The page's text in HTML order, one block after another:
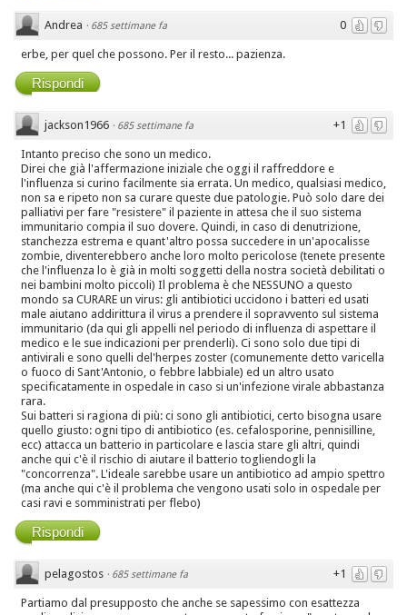
0
Andrea · 685 settimane fa
erbe, per quel che possono. Per il resto... pazienza.
Rispondi
+1
jackson1966 · 685 settimane fa
Intanto preciso che sono un medico.
Direi che già l'affermazione iniziale che oggi il raffreddore e
l'influenza si curino facilmente sia errata. Un medico, qualsiasi medico,
non sa e ripeto non sa curare queste due patologie. Può solo dare dei
palliativi per fare "resistere" il paziente in attesa che il suo sistema
immunitario compia il suo dovere. Quindi, in caso di denutrizione,
stanchezza estrema e quant'altro possa succedere in un'apocalisse
zombie, diventerebbero anche loro molto pericolose (tenete presente
che l'influenza lo è già in molti soggetti della nostra società debilitati o
nei bambini molto piccoli) Il problema è che NESSUNO a questo
mondo sa CURARE un virus: gli antibiotici uccidono i batteri ed usati
male aiutano addirittura il virus a prendere il sopravvento sul sistema
immunitario (da qui gli appelli nel periodo di influenza di aspettare il
medico e le sue indicazioni per prenderli). Ci sono solo due tipi di
antivirali e sono quelli del'herpes zoster (comunemente detto varicella
o fuoco di Sant'Antonio, o febbre labbiale) ed un altro usato
specificatamente in ospedale in caso si un'infezione virale abbastanza
rara.
Sui batteri si ragiona di più: ci sono gli antibiotici, certo bisogna usare
quello giusto: ogni tipo di antibiotico (es. cefalosporine, pennisilline,
ecc) attacca un batterio in particolare e lascia stare gli altri, quindi
anche qui c'è il rischio di aiutare il batterio togliendogli la
"concorrenza". L'ideale sarebbe usare un antibiotico ad ampio spettro
(ma anche qui c'è il problema che vengono usati solo in ospedale per
casi ravi e somministrati per flebo)
Rispondi
+1
pelagostos · 685 settimane fa
Partiamo dal presupposto che anche se sapessimo con esattezza